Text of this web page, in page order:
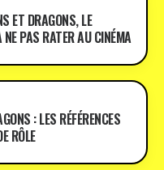
ET DRAGONS, LE
PAS RATER AU CINÉMA
: LES RÉFÉRENCES
RÔLE